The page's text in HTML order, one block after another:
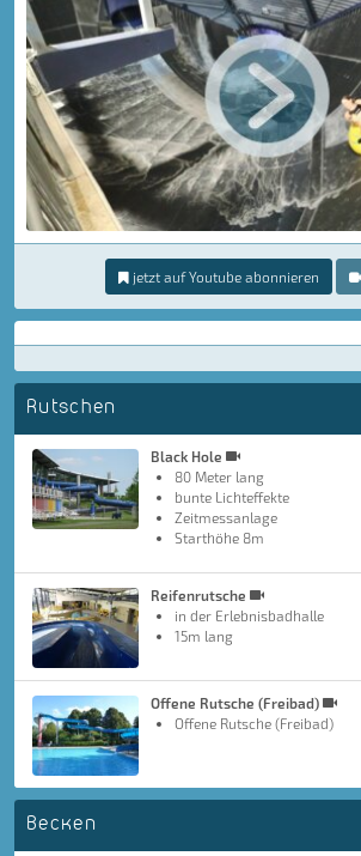
jetzt auf Youtube abonnieren
Rutschen
Black Hole
80 Meter lang
bunte Lichteffekte
Zeitmessanlage
Starthöhe 8m
Reifenrutsche
in der Erlebnisbadhalle
15m lang
Offene Rutsche (Freibad)
Offene Rutsche (Freibad)
Becken